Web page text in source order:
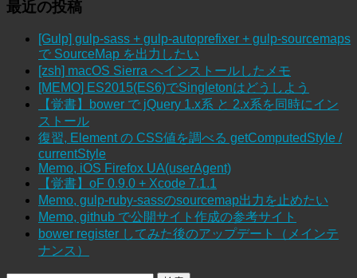
最近の投稿
[Gulp] gulp-sass + gulp-autoprefixer + gulp-sourcemaps
で SourceMap を出力したい
[zsh] macOS Sierra へインストールしたメモ
[MEMO] ES2015(ES6)でSingletonはどうしよう
【覚書】bower で jQuery 1.x系 と 2.x系を同時にイン
ストール
復習, Element の CSS値を調べる getComputedStyle /
currentStyle
Memo, iOS Firefox UA(userAgent)
【覚書】oF 0.9.0 + Xcode 7.1.1
Memo, gulp-ruby-sassのsourcemap出力を止めたい
Memo, github で公開サイト作成の参考サイト
bower register してみた後のアップデート（メインテ
ナンス）